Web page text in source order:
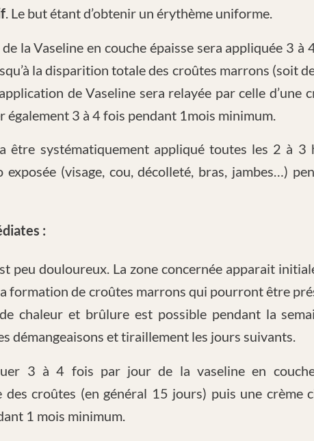
. Le but étant d’obtenir un érythème uniforme.
la Vaseline en couche épaisse sera appliquée 3
la disparition totale des croûtes marrons (soit
de Vaseline sera relayée par celle d’une
également 3 à 4 fois pendant 1mois minimum.
être systématiquement appliqué toutes les 2 à 3
exposée (visage, cou, décolleté, bras, jambes…)
:
peu douloureux. La zone concernée apparait
formation de croûtes marrons qui pourront être
chaleur et brûlure est possible pendant la
démangeaisons et tiraillement les jours suivants.
3 à 4 fois par jour de la vaseline en couche
croûtes (en général 15 jours) puis une crème
1 mois minimum.